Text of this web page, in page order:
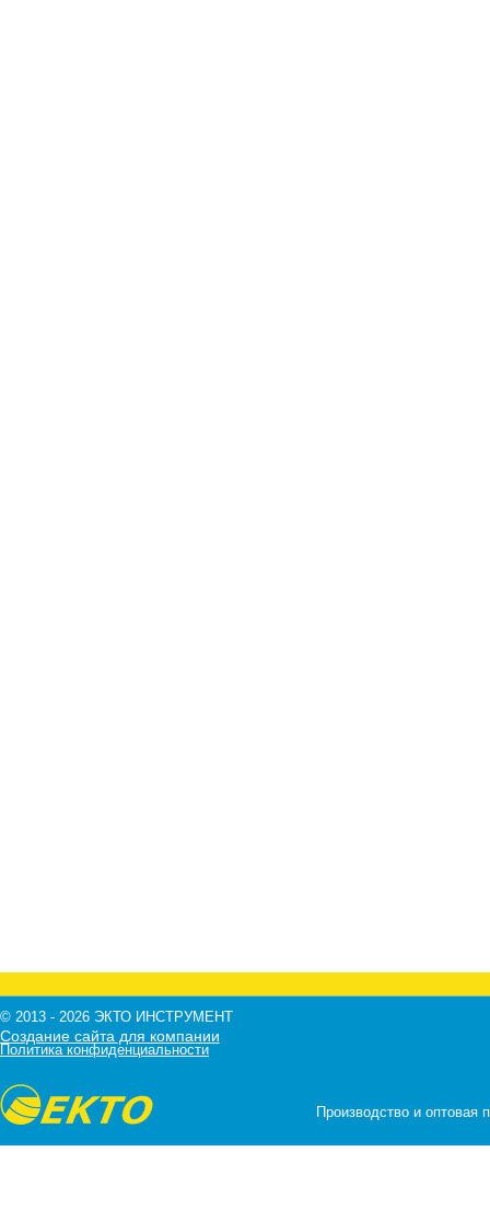
Производство и оптовая
© 2013 - 2026 ЭКТО ИНСТРУМЕНТ
Политика конфиденциальности
Создание сайта для компании